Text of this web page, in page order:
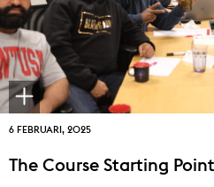
6 FEBRUARI, 2025
The Course Starting Point